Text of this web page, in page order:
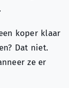
koper klaar
Dat niet.
ze er